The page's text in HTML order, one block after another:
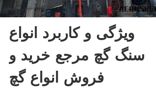
ویژگی و کاربرد انواع
سنگ گچ مرجع خرید و
فروش انواع گچ